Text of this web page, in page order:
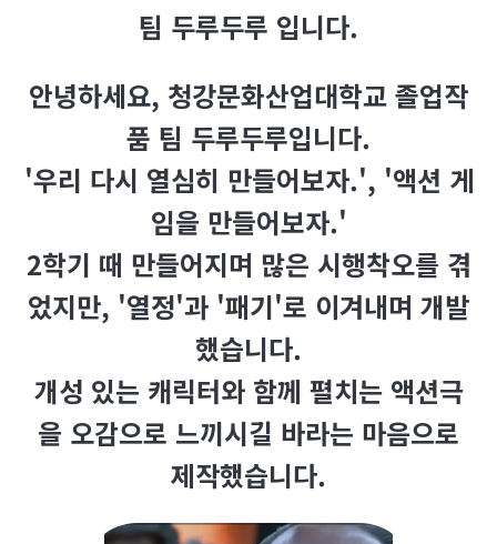
팀 두루두루 입니다.
안녕하세요, 청강문화산업대학교 졸업작
품 팀 두루두루입니다.
'우리 다시 열심히 만들어보자.', '액션 게
임을 만들어보자.'
2학기 때 만들어지며 많은 시행착오를 겪
었지만, '열정'과 '패기'로 이겨내며 개발
했습니다.
개성 있는 캐릭터와 함께 펼치는 액션극
을 오감으로 느끼시길 바라는 마음으로
제작했습니다.